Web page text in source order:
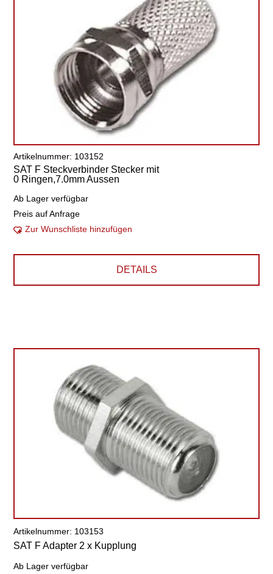
Artikelnummer: 103152
SAT F Steckverbinder Stecker mit
0 Ringen,7.0mm Aussen
Ab Lager verfügbar
Preis auf Anfrage
Zur Wunschliste hinzufügen
DETAILS
Artikelnummer: 103153
SAT F Adapter 2 x Kupplung
Ab Lager verfügbar